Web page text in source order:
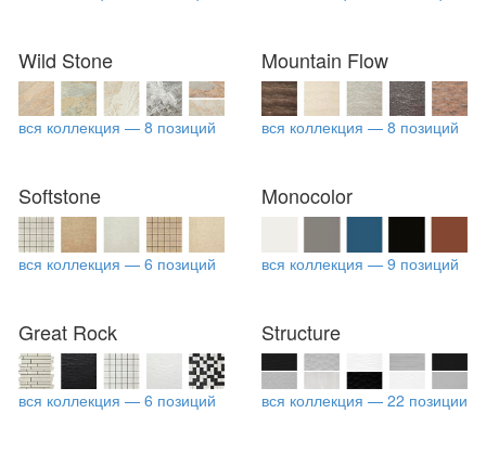
Wild Stone
вся коллекция — 8 позиций
Mountain Flow
вся коллекция — 8 позиций
Softstone
вся коллекция — 6 позиций
Monocolor
вся коллекция — 9 позиций
Great Rock
вся коллекция — 6 позиций
Structure
вся коллекция — 22 позиции